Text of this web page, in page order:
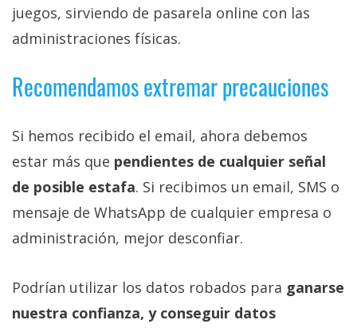
juegos, sirviendo de pasarela online con las
administraciones físicas.
Recomendamos extremar precauciones
Si hemos recibido el email, ahora debemos
estar más que pendientes de cualquier señal
de posible estafa. Si recibimos un email, SMS o
mensaje de WhatsApp de cualquier empresa o
administración, mejor desconfiar.
Podrían utilizar los datos robados para ganarse
nuestra confianza, y conseguir datos